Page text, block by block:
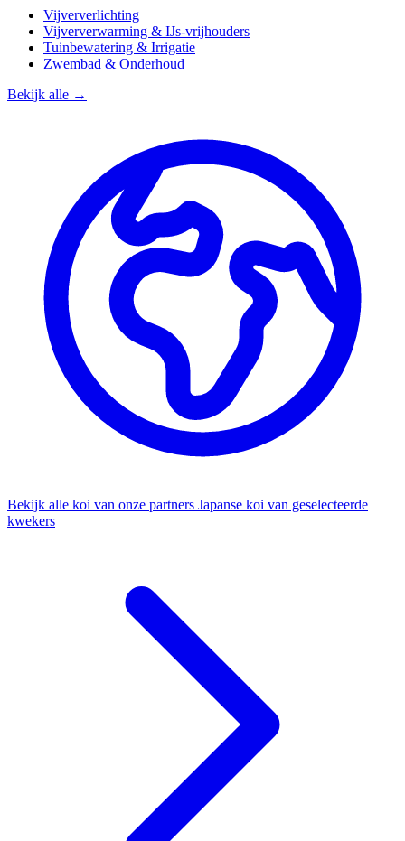
Vijververlichting
Vijververwarming & IJs-vrijhouders
Tuinbewatering & Irrigatie
Zwembad & Onderhoud
Bekijk alle →
Bekijk alle koi van onze partners Japanse koi van geselecteerde
kwekers